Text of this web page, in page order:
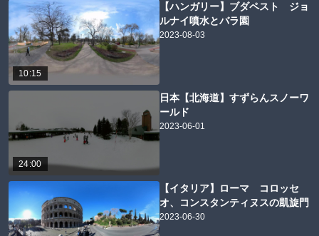
10:15
【ハンガリー】ブダペスト ジョ
ルナイ噴水とバラ園
2023-08-03
24:00
日本【北海道】すずらんスノーワ
ールド
2023-06-01
【イタリア】ローマ コロッセ
オ、コンスタンティヌスの凱旋門
2023-06-30